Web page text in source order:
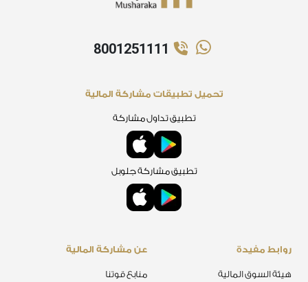
8001251111
عن مشاركة المالية
منابع قوتنا
روابط مفيدة
هيئة السوق المالية
تحميل تطبيقات مشاركة المالية
تطبيق تداول مشاركة
تطبيق مشاركة جلوبل